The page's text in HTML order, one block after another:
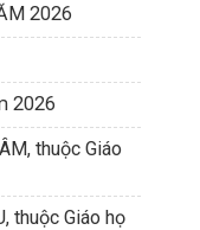
2026
2026
thuộc Giáo
thuộc Giáo họ